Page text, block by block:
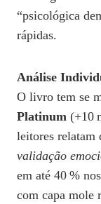
“psicológica
rápidas.
Análise
O livro tem se
Platinum (+10
leitores relatam
validação
em até 40 %
com capa mole